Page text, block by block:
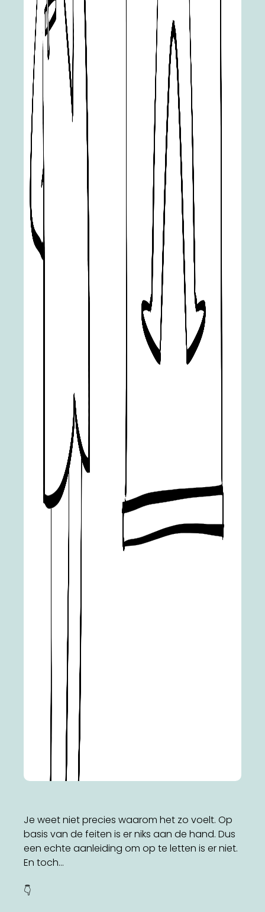
Je weet niet precies waarom het zo voelt. Op
basis van de feiten is er niks aan de hand. Dus
een echte aanleiding om op te letten is er niet.
En toch…
👇